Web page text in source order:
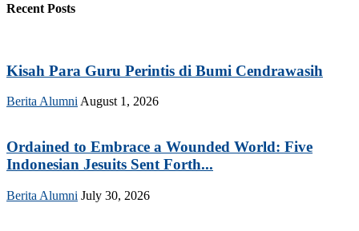
Recent Posts
Kisah Para Guru Perintis di Bumi Cendrawasih
Berita Alumni August 1, 2026
Ordained to Embrace a Wounded World: Five
Indonesian Jesuits Sent Forth...
Berita Alumni July 30, 2026